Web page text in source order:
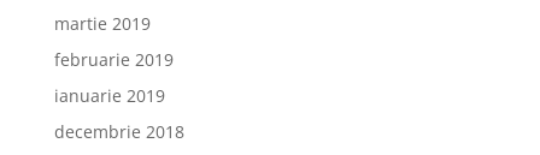
martie 2019
februarie 2019
ianuarie 2019
decembrie 2018